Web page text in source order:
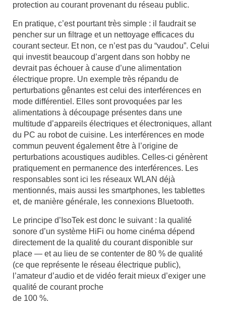
protection au courant provenant du réseau public.
En pratique, c’est pourtant très simple : il faudrait se
pencher sur un filtrage et un nettoyage efficaces du
courant secteur. Et non, ce n’est pas du “vaudou”. Celui
qui investit beaucoup d’argent dans son hobby ne
devrait pas échouer à cause d’une alimentation
électrique propre. Un exemple très répandu de
perturbations gênantes est celui des interférences en
mode différentiel. Elles sont provoquées par les
alimentations à découpage présentes dans une
multitude d’appareils électriques et électroniques, allant
du PC au robot de cuisine. Les interférences en mode
commun peuvent également être à l’origine de
perturbations acoustiques audibles. Celles-ci génèrent
pratiquement en permanence des interférences. Les
responsables sont ici les réseaux WLAN déjà
mentionnés, mais aussi les smartphones, les tablettes
et, de manière générale, les connexions Bluetooth.
Le principe d’IsoTek est donc le suivant : la qualité
sonore d’un système HiFi ou home cinéma dépend
directement de la qualité du courant disponible sur
place — et au lieu de se contenter de 80 % de qualité
(ce que représente le réseau électrique public),
l’amateur d’audio et de vidéo ferait mieux d’exiger une
qualité de courant proche
de 100 %.